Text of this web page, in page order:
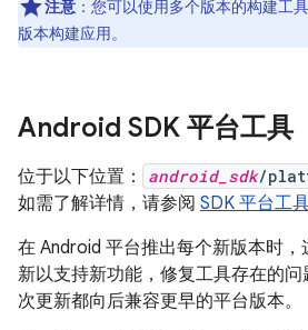
注意 ：您可以使用多个版本的构建工
版本构建应用。
Android SDK 平台工具
位于以下位置： android_sdk/
如需了解详情，请参阅 SDK 平台工
在 Android 平台推出每个新版本时
新以支持新功能，修复工具存在的
次更新都向后兼容更早的平台版本。